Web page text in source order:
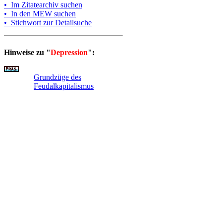
• Im Zitatearchiv suchen
• In den MEW suchen
• Stichwort zur Detailsuche
Hinweise zu "Depression":
Grundzüge des
Feudalkapitalismus